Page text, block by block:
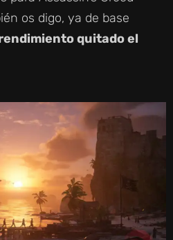
os digo, ya de base
quitado el